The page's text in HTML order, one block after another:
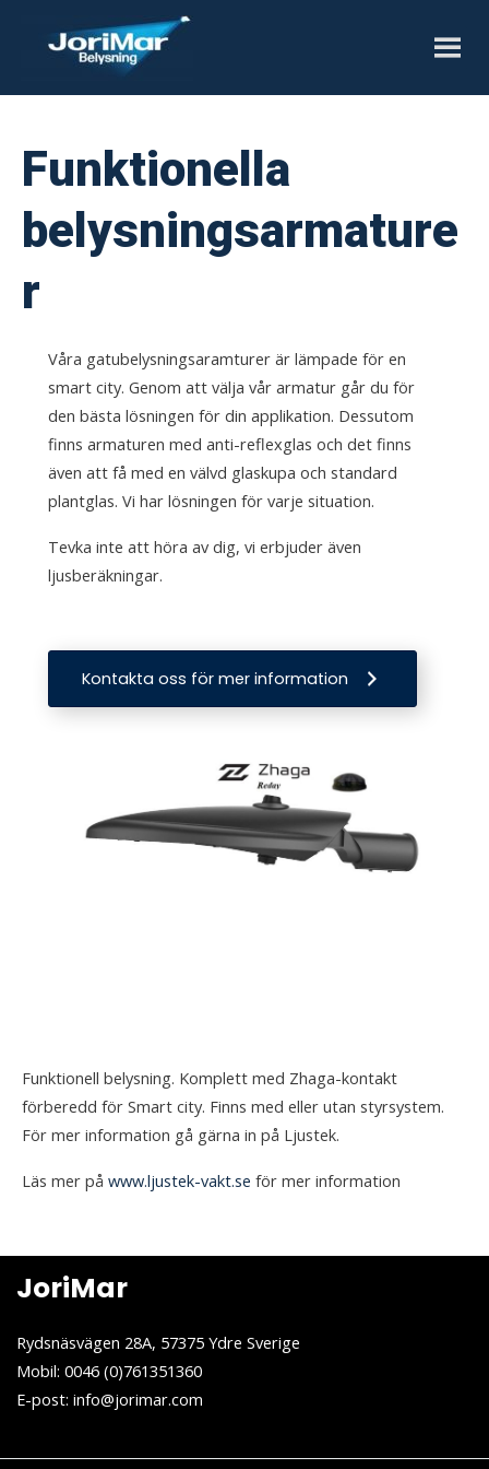
Funktionella
belysningsarmature
r
Våra gatubelysningsaramturer är lämpade för en
smart city. Genom att välja vår armatur går du för
den bästa lösningen för din applikation. Dessutom
finns armaturen med anti-reflexglas och det finns
även att få med en välvd glaskupa och standard
plantglas. Vi har lösningen för varje situation.
Tevka inte att höra av dig, vi erbjuder även
ljusberäkningar.
Kontakta oss för mer information
Funktionell belysning. Komplett med Zhaga-kontakt
förberedd för Smart city. Finns med eller utan styrsystem.
För mer information gå gärna in på Ljustek.
Läs mer på www.ljustek-vakt.se för mer information
JoriMar
Rydsnäsvägen 28A, 57375 Ydre Sverige
Mobil: 0046 (0)761351360
E-post: info@jorimar.com